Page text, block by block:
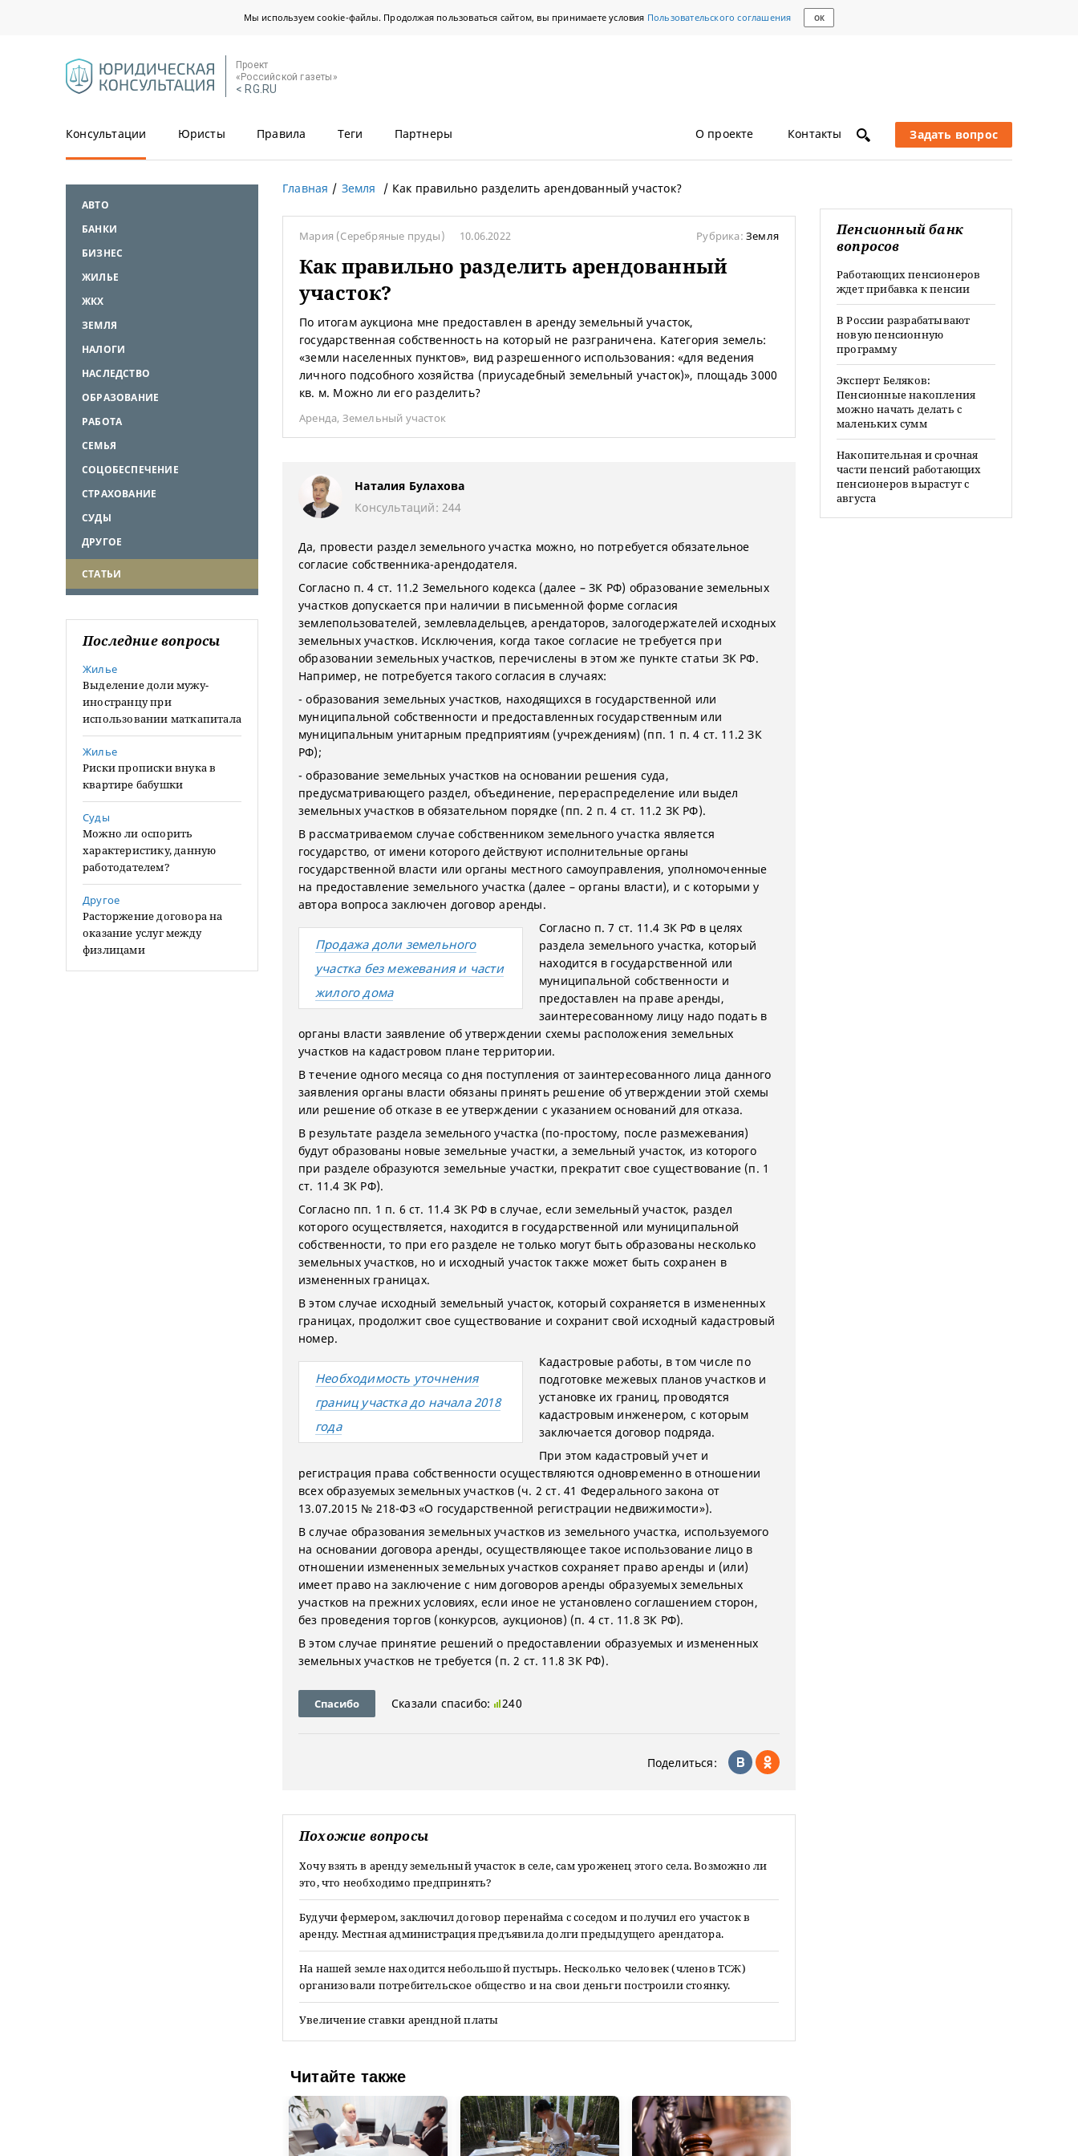
Мы используем cookie-файлы. Продолжая пользоваться сайтом, вы принимаете условия Пользовательского соглашения ОК
Проект
«Российской газеты»
< RG.RU
Консультации Юристы Правила Теги Партнеры О проекте Контакты Задать вопрос
АВТО
БАНКИ
БИЗНЕС
ЖИЛЬЕ
ЖКХ
ЗЕМЛЯ
НАЛОГИ
НАСЛЕДСТВО
ОБРАЗОВАНИЕ
РАБОТА
СЕМЬЯ
СОЦОБЕСПЕЧЕНИЕ
СТРАХОВАНИЕ
СУДЫ
ДРУГОЕ
СТАТЬИ
Последние вопросы
Жилье
Выделение доли мужу-
иностранцу при
использовании маткапитала
Жилье
Риски прописки внука в
квартире бабушки
Суды
Можно ли оспорить
характеристику, данную
работодателем?
Другое
Расторжение договора на
оказание услуг между
физлицами
Главная Земля Как правильно разделить арендованный участок?
Мария (Серебряные пруды) 10.06.2022 Рубрика: Земля
Как правильно разделить арендованный
участок?
По итогам аукциона мне предоставлен в аренду земельный участок,
государственная собственность на который не разграничена. Категория земель:
«земли населенных пунктов», вид разрешенного использования: «для ведения
личного подсобного хозяйства (приусадебный земельный участок)», площадь 3000
кв. м. Можно ли его разделить?
Аренда, Земельный участок
Наталия Булахова
Консультаций: 244
Да, провести раздел земельного участка можно, но потребуется обязательное
согласие собственника-арендодателя.
Согласно п. 4 ст. 11.2 Земельного кодекса (далее – ЗК РФ) образование земельных
участков допускается при наличии в письменной форме согласия
землепользователей, землевладельцев, арендаторов, залогодержателей исходных
земельных участков. Исключения, когда такое согласие не требуется при
образовании земельных участков, перечислены в этом же пункте статьи ЗК РФ.
Например, не потребуется такого согласия в случаях:
- образования земельных участков, находящихся в государственной или
муниципальной собственности и предоставленных государственным или
муниципальным унитарным предприятиям (учреждениям) (пп. 1 п. 4 ст. 11.2 ЗК
РФ);
- образование земельных участков на основании решения суда,
предусматривающего раздел, объединение, перераспределение или выдел
земельных участков в обязательном порядке (пп. 2 п. 4 ст. 11.2 ЗК РФ).
В рассматриваемом случае собственником земельного участка является
государство, от имени которого действуют исполнительные органы
государственной власти или органы местного самоуправления, уполномоченные
на предоставление земельного участка (далее – органы власти), и с которыми у
автора вопроса заключен договор аренды.
Продажа доли земельного
участка без межевания и части
жилого дома
Согласно п. 7 ст. 11.4 ЗК РФ в целях
раздела земельного участка, который
находится в государственной или
муниципальной собственности и
предоставлен на праве аренды,
заинтересованному лицу надо подать в
органы власти заявление об утверждении схемы расположения земельных
участков на кадастровом плане территории.
В течение одного месяца со дня поступления от заинтересованного лица данного
заявления органы власти обязаны принять решение об утверждении этой схемы
или решение об отказе в ее утверждении с указанием оснований для отказа.
В результате раздела земельного участка (по-простому, после размежевания)
будут образованы новые земельные участки, а земельный участок, из которого
при разделе образуются земельные участки, прекратит свое существование (п. 1
ст. 11.4 ЗК РФ).
Согласно пп. 1 п. 6 ст. 11.4 ЗК РФ в случае, если земельный участок, раздел
которого осуществляется, находится в государственной или муниципальной
собственности, то при его разделе не только могут быть образованы несколько
земельных участков, но и исходный участок также может быть сохранен в
измененных границах.
В этом случае исходный земельный участок, который сохраняется в измененных
границах, продолжит свое существование и сохранит свой исходный кадастровый
номер.
Необходимость уточнения
границ участка до начала 2018
года
Кадастровые работы, в том числе по
подготовке межевых планов участков и
установке их границ, проводятся
кадастровым инженером, с которым
заключается договор подряда.
При этом кадастровый учет и
регистрация права собственности осуществляются одновременно в отношении
всех образуемых земельных участков (ч. 2 ст. 41 Федерального закона от
13.07.2015 № 218-ФЗ «О государственной регистрации недвижимости»).
В случае образования земельных участков из земельного участка, используемого
на основании договора аренды, осуществляющее такое использование лицо в
отношении измененных земельных участков сохраняет право аренды и (или)
имеет право на заключение с ним договоров аренды образуемых земельных
участков на прежних условиях, если иное не установлено соглашением сторон,
без проведения торгов (конкурсов, аукционов) (п. 4 ст. 11.8 ЗК РФ).
В этом случае принятие решений о предоставлении образуемых и измененных
земельных участков не требуется (п. 2 ст. 11.8 ЗК РФ).
Спасибо Сказали спасибо: 240
Поделиться:
Похожие вопросы
Хочу взять в аренду земельный участок в селе, сам уроженец этого села. Возможно ли
это, что необходимо предпринять?
Будучи фермером, заключил договор перенайма с соседом и получил его участок в
аренду. Местная администрация предъявила долги предыдущего арендатора.
На нашей земле находится небольшой пустырь. Несколько человек (членов ТСЖ)
организовали потребительское общество и на свои деньги построили стоянку.
Увеличение ставки арендной платы
Читайте также
Пенсионный банк
вопросов
Работающих пенсионеров
ждет прибавка к пенсии
В России разрабатывают
новую пенсионную
программу
Эксперт Беляков:
Пенсионные накопления
можно начать делать с
маленьких сумм
Накопительная и срочная
части пенсий работающих
пенсионеров вырастут с
августа